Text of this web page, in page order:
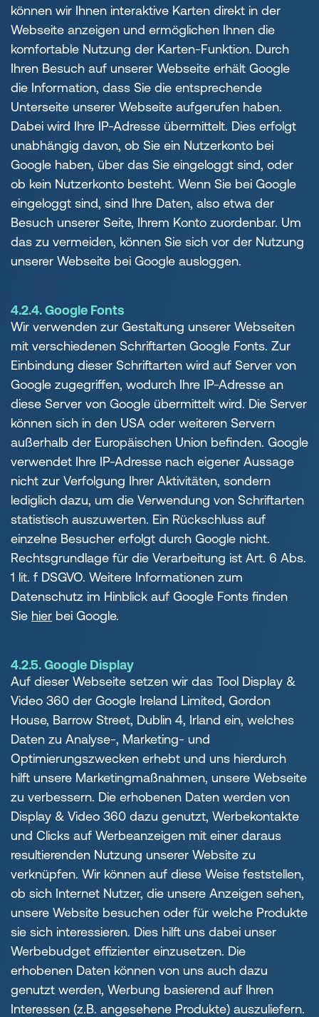
können wir Ihnen interaktive Karten direkt in der
Webseite anzeigen und ermöglichen Ihnen die
komfortable Nutzung der Karten-Funktion. Durch
Ihren Besuch auf unserer Webseite erhält Google
die Information, dass Sie die entsprechende
Unterseite unserer Webseite aufgerufen haben.
Dabei wird Ihre IP-Adresse übermittelt. Dies erfolgt
unabhängig davon, ob Sie ein Nutzerkonto bei
Google haben, über das Sie eingeloggt sind, oder
ob kein Nutzerkonto besteht. Wenn Sie bei Google
eingeloggt sind, sind Ihre Daten, also etwa der
Besuch unserer Seite, Ihrem Konto zuordenbar. Um
das zu vermeiden, können Sie sich vor der Nutzung
unserer Webseite bei Google ausloggen.
4.2.4. Google Fonts
Wir verwenden zur Gestaltung unserer Webseiten
mit verschiedenen Schriftarten Google Fonts. Zur
Einbindung dieser Schriftarten wird auf Server von
Google zugegriffen, wodurch Ihre IP-Adresse an
diese Server von Google übermittelt wird. Die Server
können sich in den USA oder weiteren Servern
außerhalb der Europäischen Union befinden. Google
verwendet Ihre IP-Adresse nach eigener Aussage
nicht zur Verfolgung Ihrer Aktivitäten, sondern
lediglich dazu, um die Verwendung von Schriftarten
statistisch auszuwerten. Ein Rückschluss auf
einzelne Besucher erfolgt durch Google nicht.
Rechtsgrundlage für die Verarbeitung ist Art. 6 Abs.
1 lit. f DSGVO. Weitere Informationen zum
Datenschutz im Hinblick auf Google Fonts finden
Sie hier bei Google.
4.2.5. Google Display
Auf dieser Webseite setzen wir das Tool Display &
Video 360 der Google Ireland Limited, Gordon
House, Barrow Street, Dublin 4, Irland ein, welches
Daten zu Analyse-, Marketing- und
Optimierungszwecken erhebt und uns hierdurch
hilft unsere Marketingmaßnahmen, unsere Webseite
zu verbessern. Die erhobenen Daten werden von
Display & Video 360 dazu genutzt, Werbekontakte
und Clicks auf Werbeanzeigen mit einer daraus
resultierenden Nutzung unserer Website zu
verknüpfen. Wir können auf diese Weise feststellen,
ob sich Internet Nutzer, die unsere Anzeigen sehen,
unsere Website besuchen oder für welche Produkte
sie sich interessieren. Dies hilft uns dabei unser
Werbebudget effizienter einzusetzen. Die
erhobenen Daten können von uns auch dazu
genutzt werden, Werbung basierend auf Ihren
Interessen (z.B. angesehene Produkte) auszuliefern.